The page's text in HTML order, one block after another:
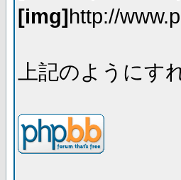
[img]http://
上記のようにす